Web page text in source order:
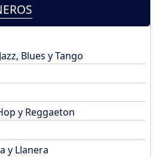
Blues y Tango
y Reggaeton
y Llanera